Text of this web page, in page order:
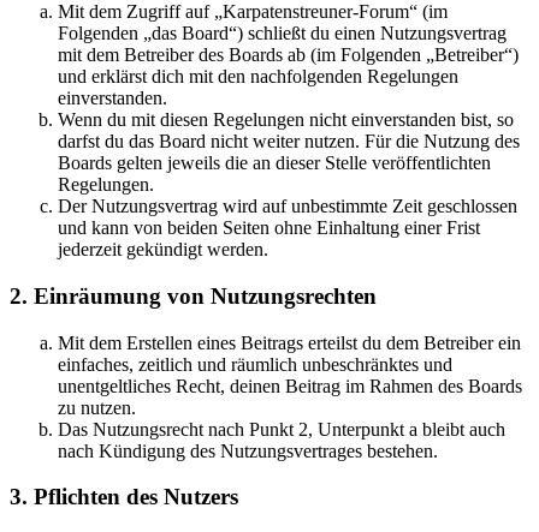
Mit dem Zugriff auf „Karpatenstreuner-Forum“ (im
Folgenden „das Board“) schließt du einen Nutzungsvertrag
mit dem Betreiber des Boards ab (im Folgenden „Betreiber“)
und erklärst dich mit den nachfolgenden Regelungen
einverstanden.
Wenn du mit diesen Regelungen nicht einverstanden bist, so
darfst du das Board nicht weiter nutzen. Für die Nutzung des
Boards gelten jeweils die an dieser Stelle veröffentlichten
Regelungen.
Der Nutzungsvertrag wird auf unbestimmte Zeit geschlossen
und kann von beiden Seiten ohne Einhaltung einer Frist
jederzeit gekündigt werden.
2. Einräumung von Nutzungsrechten
Mit dem Erstellen eines Beitrags erteilst du dem Betreiber ein
einfaches, zeitlich und räumlich unbeschränktes und
unentgeltliches Recht, deinen Beitrag im Rahmen des Boards
zu nutzen.
Das Nutzungsrecht nach Punkt 2, Unterpunkt a bleibt auch
nach Kündigung des Nutzungsvertrages bestehen.
3. Pflichten des Nutzers